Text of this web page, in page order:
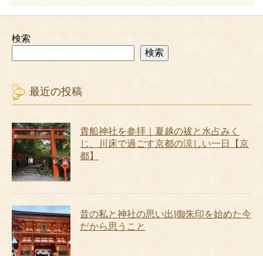
検索
検索
最近の投稿
貴船神社を参拝｜夏越の祓と水占みく
じ、川床で過ごす京都の涼しい一日【京
都】
昔の私と神社の思い出|御朱印を始めた今
だから思うこと